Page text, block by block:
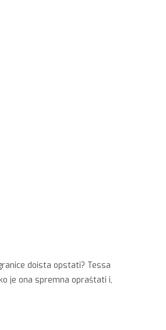
doista opstati? Tessa
je ona spremna opraštati i,